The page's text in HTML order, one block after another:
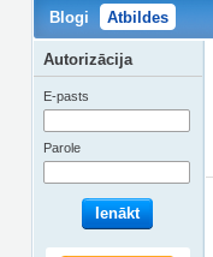
Blogi Atbildes
Autorizācija
E-pasts
Parole
Ienākt